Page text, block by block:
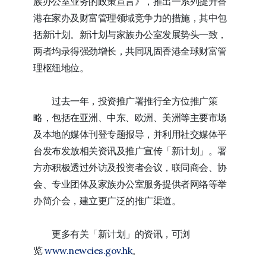
港在家办及财富管理领域竞争力的措施，其中包
括新计划。新计划与家族办公室发展势头一致，
两者均录得强劲增长，共同巩固香港全球财富管
理枢纽地位。
过去一年，投资推广署推行全方位推广策
略，包括在亚洲、中东、欧洲、美洲等主要市场
及本地的媒体刊登专题报导，并利用社交媒体平
台发布发放相关资讯及推广宣传「新计划」。署
方亦积极透过外访及投资者会议，联同商会、协
会、专业团体及家族办公室服务提供者网络等举
办简介会，建立更广泛的推广渠道。
更多有关「新计划」的资讯，可浏
览www.newcies.gov.hk。